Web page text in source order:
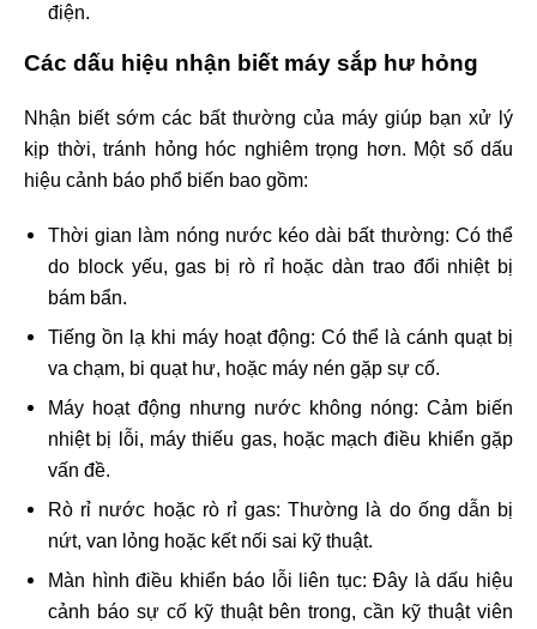
điện.
Các dấu hiệu nhận biết máy sắp hư hỏng
Nhận biết sớm các bất thường của máy giúp bạn xử lý
kịp thời, tránh hỏng hóc nghiêm trọng hơn. Một số dấu
hiệu cảnh báo phổ biến bao gồm:
Thời gian làm nóng nước kéo dài bất thường: Có thể
do block yếu, gas bị rò rỉ hoặc dàn trao đổi nhiệt bị
bám bẩn.
Tiếng ồn lạ khi máy hoạt động: Có thể là cánh quạt bị
va chạm, bi quạt hư, hoặc máy nén gặp sự cố.
Máy hoạt động nhưng nước không nóng: Cảm biến
nhiệt bị lỗi, máy thiếu gas, hoặc mạch điều khiển gặp
vấn đề.
Rò rỉ nước hoặc rò rỉ gas: Thường là do ống dẫn bị
nứt, van lỏng hoặc kết nối sai kỹ thuật.
Màn hình điều khiển báo lỗi liên tục: Đây là dấu hiệu
cảnh báo sự cố kỹ thuật bên trong, cần kỹ thuật viên